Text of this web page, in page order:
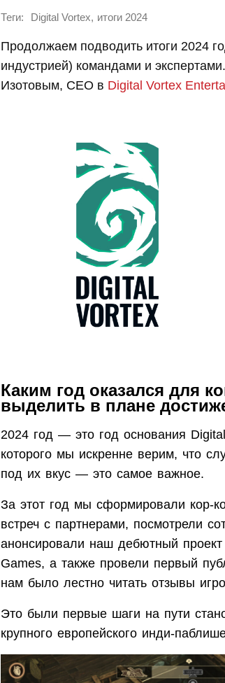
Теги: Digital Vortex, итоги 2024
Продолжаем подводить итоги 2024
индустрией) командами и
Изотовым, CEO в Digital Vortex
Каким год оказался для
выделить в плане
2024 год — это год основания
которого мы искренне верим, что
под их вкус — это самое важное.
За этот год мы сформировали кор-
встреч с партнерами, посмотрели
анонсировали наш дебютный
Games, а также провели первый
нам было лестно читать отзывы
Это были первые шаги на пути
крупного европейского инди-